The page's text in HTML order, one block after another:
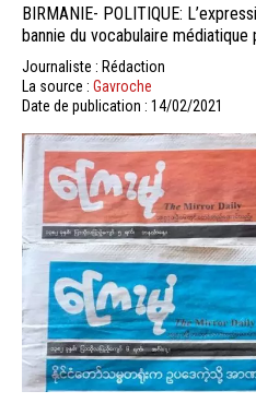
BIRMANIE- POLITIQUE:
bannie du vocabulaire médiatique
Journaliste : Rédaction
La source : Gavroche
Date de publication : 14/02/2021